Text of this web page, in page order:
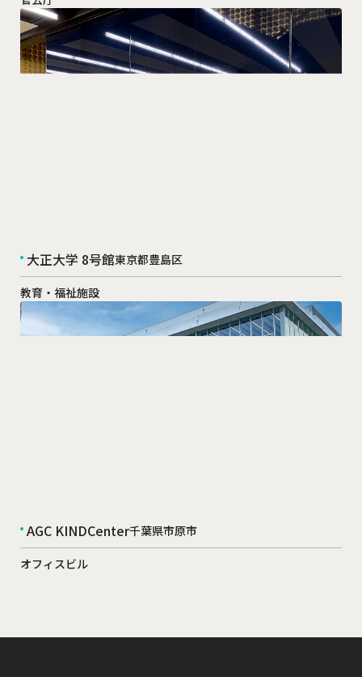
大正大学 8号館東京都豊島区
教育・福祉施設
AGC KINDCenter千葉県市原市
オフィスビル